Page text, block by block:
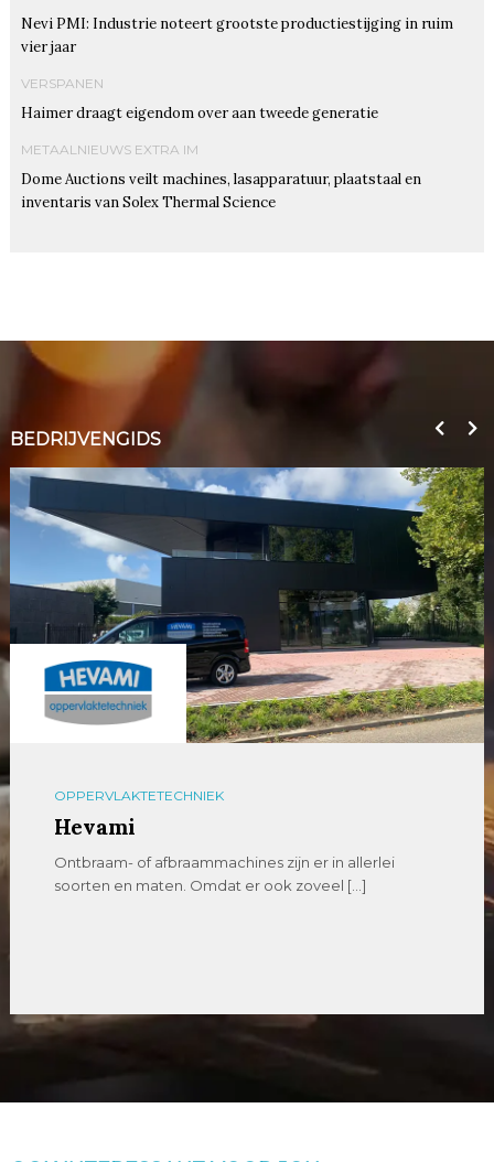
Nevi PMI: Industrie noteert grootste productiestijging in ruim
vier jaar
VERSPANEN
Haimer draagt eigendom over aan tweede generatie
METAALNIEUWS EXTRA IM
Dome Auctions veilt machines, lasapparatuur, plaatstaal en
inventaris van Solex Thermal Science
BEDRIJVENGIDS
OPPERVLAKTETECHNIEK
Hevami
Ontbraam- of afbraammachines zijn er in allerlei
soorten en maten. Omdat er ook zoveel […]